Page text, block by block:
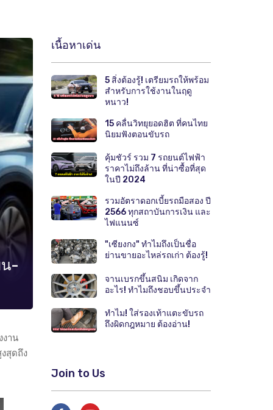
น-
งาน
สุดถึง
เนื้อหาเด่น
5 สิ่งต้องรู้! เตรียมรถให้พร้อม
สำหรับการใช้งานในฤดู
หนาว!
15 คลื่นวิทยุยอดฮิต ที่คนไทย
นิยมฟังตอนขับรถ
คุ้มชัวร์ รวม 7 รถยนต์ไฟฟ้า
ราคาไม่ถึงล้าน ที่น่าซื้อที่สุด
ในปี 2024
รวมอัตราดอกเบี้ยรถมือสอง ปี
2566 ทุกสถาบันการเงิน และ
ไฟแนนซ์
"เซียงกง" ทำไมถึงเป็นชื่อ
ย่านขายอะไหล่รถเก่า ต้องรู้!
จานเบรกขึ้นสนิม เกิดจาก
อะไร! ทำไมถึงชอบขึ้นประจำ
ทำไม! ใส่รองเท้าแตะขับรถ
ถึงผิดกฎหมาย ต้องอ่าน!
Join to Us